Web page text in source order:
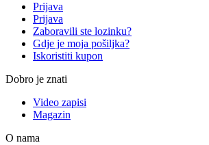
Prijava
Prijava
Zaboravili ste lozinku?
Gdje je moja pošiljka?
Iskoristiti kupon
Dobro je znati
Video zapisi
Magazin
O nama